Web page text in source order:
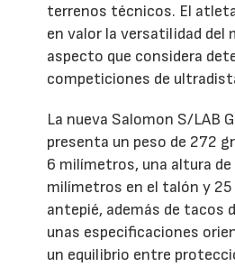
terrenos técnicos. El
en valor la versatilidad del
aspecto que considera
competiciones de
La nueva Salomon S/LAB
presenta un peso de 272
6 milímetros, una altura de
milímetros en el talón y
antepié, además de tacos
unas especificaciones
un equilibrio entre